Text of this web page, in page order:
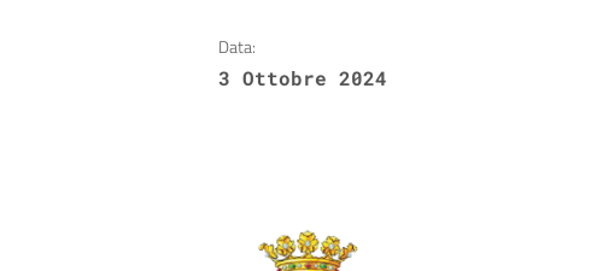
Data:
3 Ottobre 2024